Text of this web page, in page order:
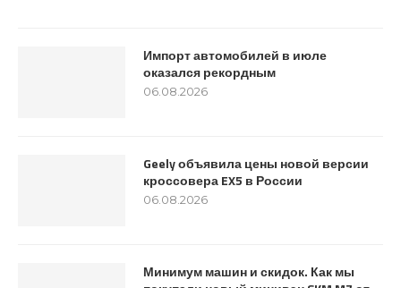
Импорт автомобилей в июле
оказался рекордным
06.08.2026
Geely объявила цены новой версии
кроссовера EX5 в России
06.08.2026
Минимум машин и скидок. Как мы